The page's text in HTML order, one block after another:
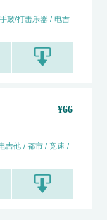
鼓/打击乐器 / 电吉
¥66
吉他 / 都市 / 竞速 /